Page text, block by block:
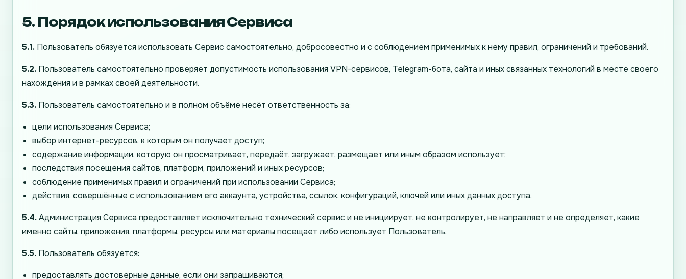
5. Порядок использования Сервиса
5.1. Пользователь обязуется использовать Сервис самостоятельно, добросовестно и с соблюдением применимых к нему правил, ограничений и требований.
5.2. Пользователь самостоятельно проверяет допустимость использования VPN-сервисов, Telegram-бота, сайта и иных связанных технологий в месте своего
нахождения и в рамках своей деятельности.
5.3. Пользователь самостоятельно и в полном объёме несёт ответственность за:
цели использования Сервиса;
выбор интернет-ресурсов, к которым он получает доступ;
содержание информации, которую он просматривает, передаёт, загружает, размещает или иным образом использует;
последствия посещения сайтов, платформ, приложений и иных ресурсов;
соблюдение применимых правил и ограничений при использовании Сервиса;
действия, совершённые с использованием его аккаунта, устройства, ссылок, конфигураций, ключей или иных данных доступа.
5.4.Администрация Сервиса предоставляет исключительно технический сервис и не инициирует, не контролирует, не направляет и не определяет, какие
именно сайты, приложения, платформы, ресурсы или материалы посещает либо использует Пользователь.
5.5. Пользователь обязуется:
предоставлять достоверные данные, если они запрашиваются;